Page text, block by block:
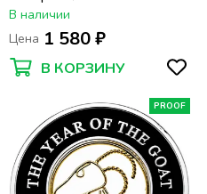
В наличии
Цена 1 580 ₽
В КОРЗИНУ
PROOF